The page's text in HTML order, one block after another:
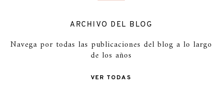
ARCHIVO DEL BLOG
Navega por todas las publicaciones del blog a lo largo
de los años
VER TODAS